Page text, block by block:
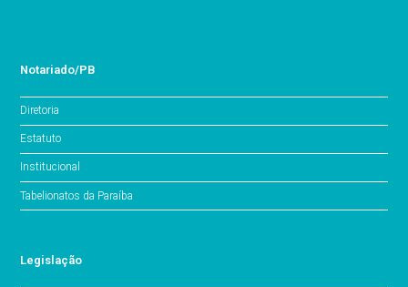
Notariado/PB
Diretoria
Estatuto
Institucional
Tabelionatos da Paraíba
Legislação